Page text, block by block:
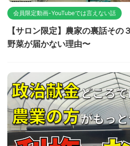
会員限定動画-YouTubeでは言えない話
【サロン限定】農家の裏話その
野菜が届かない理由〜